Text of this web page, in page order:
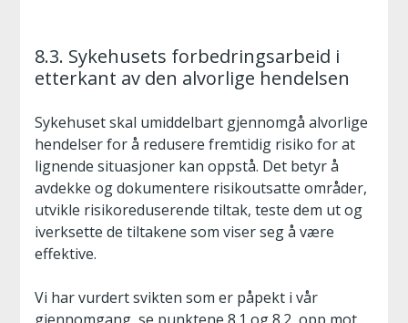
8.3. Sykehusets forbedringsarbeid i
etterkant av den alvorlige hendelsen
Sykehuset skal umiddelbart gjennomgå alvorlige
hendelser for å redusere fremtidig risiko for at
lignende situasjoner kan oppstå. Det betyr å
avdekke og dokumentere risikoutsatte områder,
utvikle risikoreduserende tiltak, teste dem ut og
iverksette de tiltakene som viser seg å være
effektive.
Vi har vurdert svikten som er påpekt i vår